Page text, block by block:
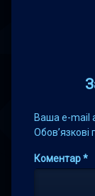
Ваша e-mail
Обов’язкові
Коментар*